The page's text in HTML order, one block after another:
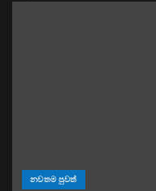
නවතම පුවත්